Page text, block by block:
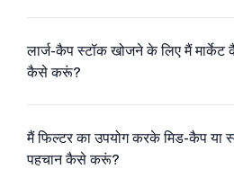
लार्ज-कैप स्टॉक खोजने के लिए मैं मार्केट
कैसे करूं?
मैं फिल्टर का उपयोग करके मिड-कैप या
पहचान कैसे करूं?